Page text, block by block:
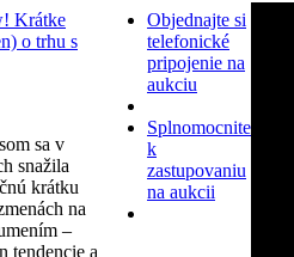
Krátke
o trhu s
sa v
snažila
krátku
na
–
tendencie a
Objednajte si
telefonické
pripojenie na
aukciu
Splnomocnite
k
zastupovaniu
na aukcii